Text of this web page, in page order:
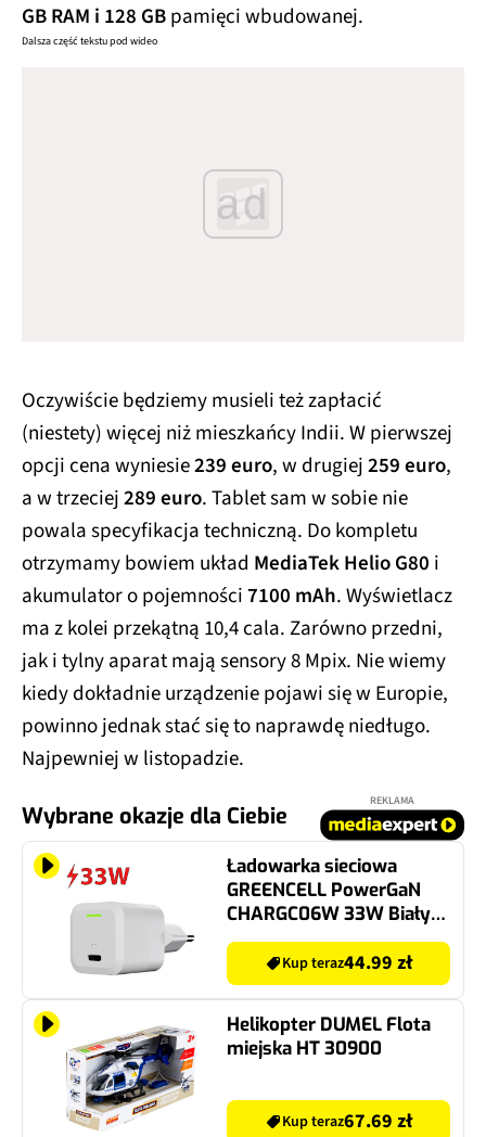
GB RAM i 128 GBpamięci wbudowanej.
Dalsza część tekstu pod wideo
ad
Oczywiście będziemy musieli też zapłacić
(niestety) więcej niż mieszkańcy Indii. W pierwszej
opcji cena wyniesie239 euro, w drugiej259 euro,
a w trzeciej289 euro. Tablet sam w sobie nie
powala specyfikacja techniczną. Do kompletu
otrzymamy bowiem układ MediaTek Helio G80 i
akumulator o pojemności7100 mAh. Wyświetlacz
ma z kolei przekątną 10,4 cala. Zarówno przedni,
jak i tylny aparat mają sensory 8 Mpix. Nie wiemy
kiedy dokładnie urządzenie pojawi się w Europie,
powinno jednak stać się to naprawdę niedługo.
Najpewniej w listopadzie.
Wybrane okazje dla Ciebie
REKLAMA
Ładowarka sieciowa
GREENCELL PowerGaN
CHARGC06W 33W Biały
ładowarka do telefonu
USB-CKup teraz44.99 zł
Helikopter DUMEL Flota
miejska HT 30900
Kup teraz67.69 zł